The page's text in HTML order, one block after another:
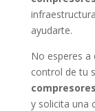
ayudarte.
No esperes a
control de tu
y solicita una